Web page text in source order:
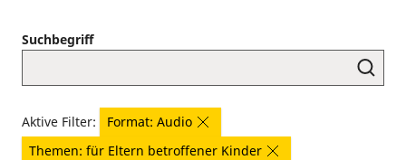
Suchbegriff
Aktive Filter:
Format: Audio
Themen: für Eltern betroffener Kinder